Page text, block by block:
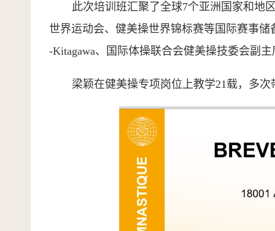
此次培训班汇聚了全球7个亚洲国家和地
世界运动会、健美操世界锦标赛等国际赛事
-Kitagawa、国际体操联合会健美操技委会副
梁颖在健美操专项岗位上教学21载，多